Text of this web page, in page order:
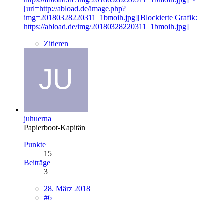
[url=http://abload.de/image.php?
img=20180328220311_1bmoih.jpg][Blockierte Grafik:
https://abload.de/img/20180328220311_1bmoih.jpg]
Zitieren
juhuerna
Papierboot-Kapitän
Punkte
15
Beiträge
3
28. März 2018
#6